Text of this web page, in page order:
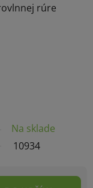
rúre
Na sklade
10934